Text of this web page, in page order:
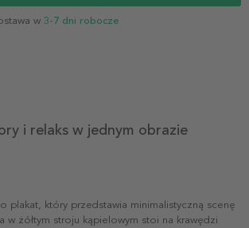
w 3-7 dni robocze
i relaks w jednym obrazie
plakat, który przedstawia minimalistyczną scenę
w żółtym stroju kąpielowym stoi na krawędzi